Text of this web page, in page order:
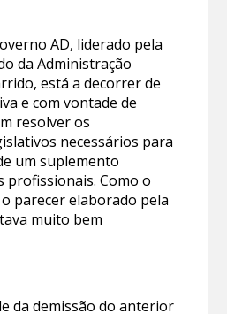
AD, liderado pela
da Administração
está a decorrer de
e com vontade de
resolver os
necessários para
um suplemento
profissionais. Como o
parecer elaborado pela
muito bem
da demissão do anterior